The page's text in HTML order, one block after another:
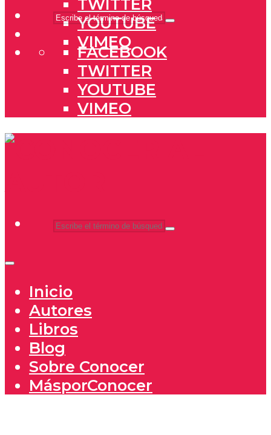
TWITTER
YOUTUBE
VIMEO
FACEBOOK
TWITTER
YOUTUBE
VIMEO
Inicio
Autores
Libros
Blog
Sobre Conocer
MásporConocer